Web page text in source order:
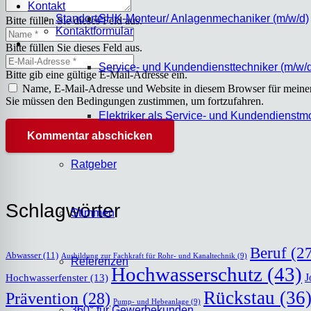
SHK-Mon­­teur/ Anla­gen­me­cha­ni­ker (m/w/d)
Ser­­vice- und Kun­den­dienst­tech­ni­ker (m/w/
Elek­tri­ker als Ser­­vice- und
Rat­ge­ber
Stim­men
Refe­ren­zen
Kon­takt
Stand­or­te
Kon­takt­for­mu­lar
Bitte füllen Sie dieses Feld aus.
Bitte füllen Sie dieses Feld aus.
Bitte gib eine gültige E-Mail-Adresse ein.
Name, E-Mail-Adresse und Website in diesem Browser für
Sie müssen den Bedingungen zustimmen, um fortzufahren.
Kommentar abschicken
Schlag­wör­ter
Abwasser(11) Ausbildung zur Fachkraft für Rohr- und Kanaltechnik (9) Beruf
Hochwasserfenster (13) Hochwasserschutz (43)
Prävention (28) Pump- und Hebeanlage (9) Rückstau (36)